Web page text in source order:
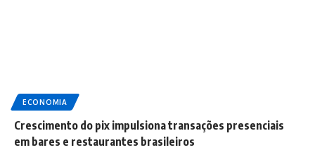
ECONOMIA
Crescimento do pix impulsiona transações presenciais
em bares e restaurantes brasileiros